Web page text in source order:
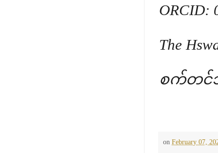
ORCID:
The
စက်တင်
on February 07,